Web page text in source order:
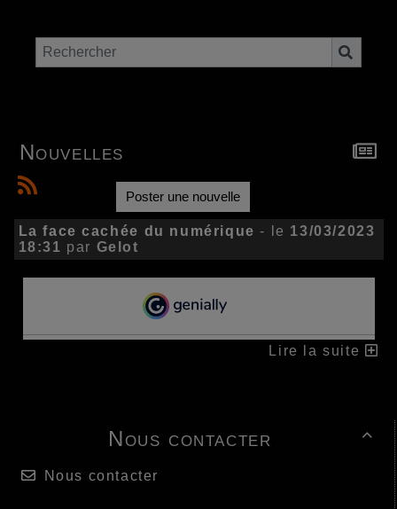

Nous contacter
Nous contacter
Nouvelles
Poster une nouvelle
La face cachée du numérique - le 13/03/2023
18:31 par Gelot
Lire la suite